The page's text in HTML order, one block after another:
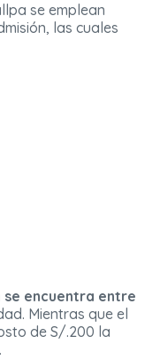
se emplean
las cuales
se encuentra entre
Mientras que el
de S/.200 la